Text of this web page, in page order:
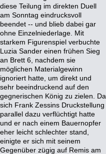
diese Teilung im direkten Duell
am Sonntag eindrucksvoll
beendet -- und blieb dabei gar
ohne Einzelniederlage. Mit
starkem Figurenspiel verbuchte
Luzia Sander einen frühen Sieg
an Brett 6, nachdem sie
möglichen Materialgewinn
ignoriert hatte, um direkt und
sehr beeindruckend auf den
gegnerischen König zu zielen. Da
sich Frank Zessins Druckstellung
parallel dazu verflüchtigt hatte
und er nach einem Bauernopfer
eher leicht schlechter stand,
einigte er sich mit seinem
Gegenüber zügig auf Remis am
ausgeglichenem Partieverlauf
konnte sich damit nun Christian
Hoops am zweiten Brett auf ein
Remis im Leichtfigurenendspiel
einigen. Wesentlich mehr
schwitzen mußte hingegen
Joachim Rothmund, dessen
anfänglicher Vorteil sich nach
einem gegnerischen
Qualitätsopfer und folgendem
Köngsangriff in langwierige,
zeitraubende Verteidigungsarbeit
verkehrte. Am Ende stand der
Biber dann zwar an Brett 4 auf
Gewinn, hatte aber bereits die
zweite Zeitkontrolle erreicht und
nur noch wenige Sekunden auf